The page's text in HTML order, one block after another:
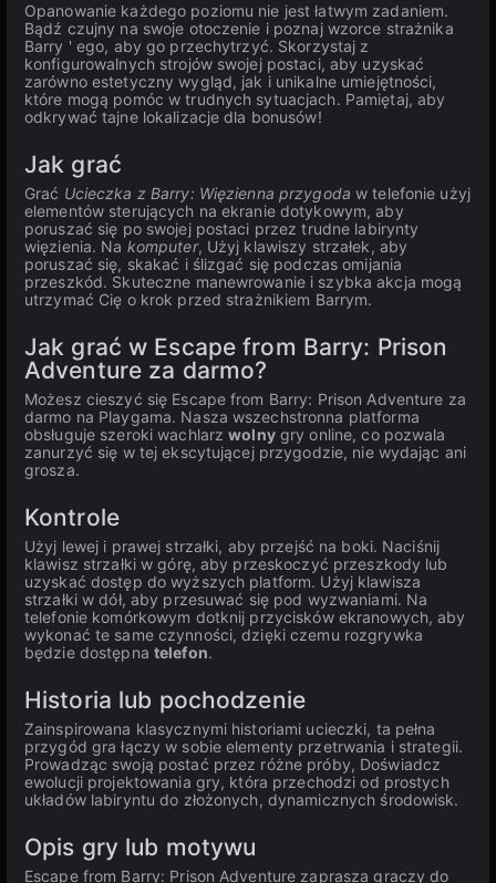
Opanowanie każdego poziomu nie jest łatwym zadaniem.
Bądź czujny na swoje otoczenie i poznaj wzorce strażnika
Barry ' ego, aby go przechytrzyć. Skorzystaj z
konfigurowalnych strojów swojej postaci, aby uzyskać
zarówno estetyczny wygląd, jak i unikalne umiejętności,
które mogą pomóc w trudnych sytuacjach. Pamiętaj, aby
odkrywać tajne lokalizacje dla bonusów!
Jak grać
Grać Ucieczka z Barry: Więzienna przygoda w telefonie użyj
elementów sterujących na ekranie dotykowym, aby
poruszać się po swojej postaci przez trudne labirynty
więzienia. Na komputer, Użyj klawiszy strzałek, aby
poruszać się, skakać i ślizgać się podczas omijania
przeszkód. Skuteczne manewrowanie i szybka akcja mogą
utrzymać Cię o krok przed strażnikiem Barrym.
Jak grać w Escape from Barry: Prison
Adventure za darmo?
Możesz cieszyć się Escape from Barry: Prison Adventure za
darmo na Playgama. Nasza wszechstronna platforma
obsługuje szeroki wachlarzwolnygry online, co pozwala
zanurzyć się w tej ekscytującej przygodzie, nie wydając ani
grosza.
Kontrole
Użyj lewej i prawej strzałki, aby przejść na boki. Naciśnij
klawisz strzałki w górę, aby przeskoczyć przeszkody lub
uzyskać dostęp do wyższych platform. Użyj klawisza
strzałki w dół, aby przesuwać się pod wyzwaniami. Na
telefonie komórkowym dotknij przycisków ekranowych, aby
wykonać te same czynności, dzięki czemu rozgrywka
będzie dostępna telefon.
Historia lub pochodzenie
Zainspirowana klasycznymi historiami ucieczki, ta pełna
przygód gra łączy w sobie elementy przetrwania i strategii.
Prowadząc swoją postać przez różne próby, Doświadcz
ewolucji projektowania gry, która przechodzi od prostych
układów labiryntu do złożonych, dynamicznych środowisk.
Opis gry lub motywu
Escape from Barry: Prison Adventure zaprasza graczy do